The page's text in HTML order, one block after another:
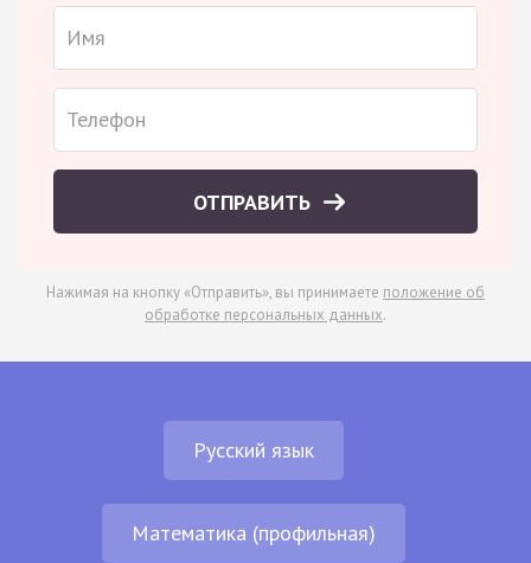
ОТПРАВИТЬ
Нажимая на кнопку «Отправить», вы принимаете положение об
обработке персональных данных.
Русский язык
Математика (профильная)